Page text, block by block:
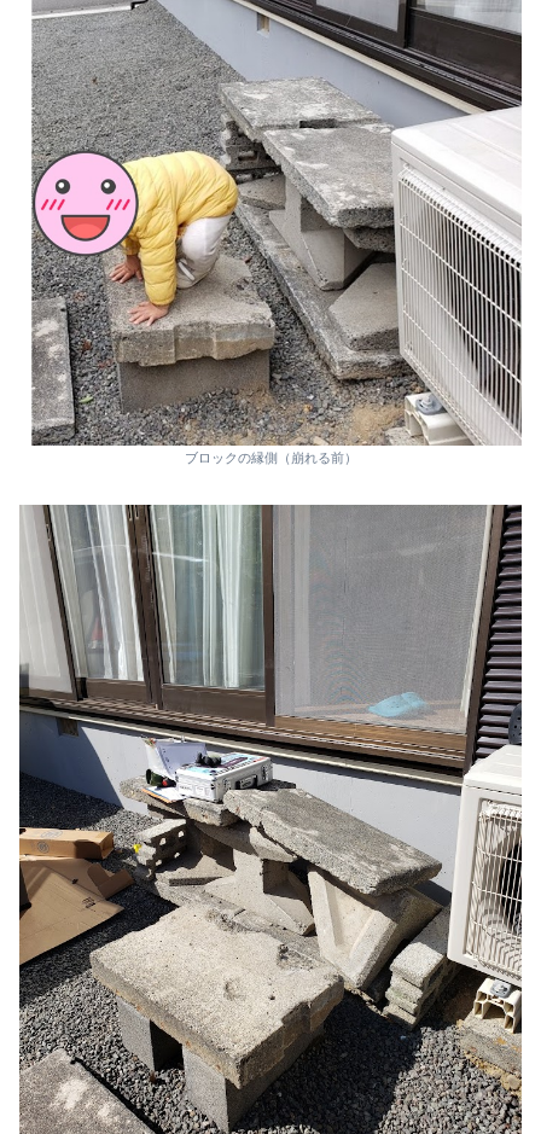
ブロックの縁側（崩れる前）